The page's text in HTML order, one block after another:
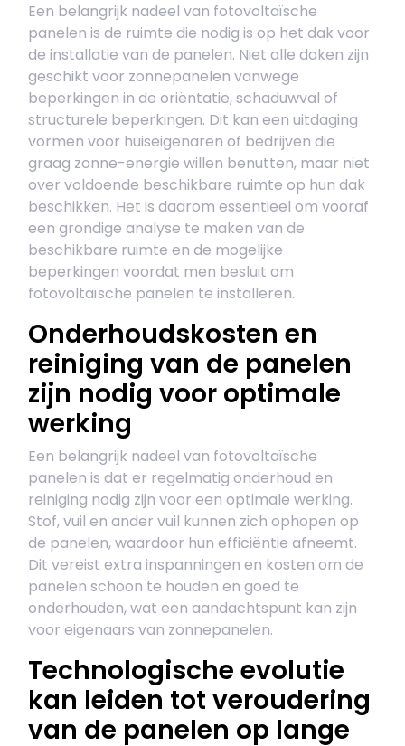
Een belangrijk nadeel van fotovoltaïsche
panelen is de ruimte die nodig is op het dak voor
de installatie van de panelen. Niet alle daken zijn
geschikt voor zonnepanelen vanwege
beperkingen in de oriëntatie, schaduwval of
structurele beperkingen. Dit kan een uitdaging
vormen voor huiseigenaren of bedrijven die
graag zonne-energie willen benutten, maar niet
over voldoende beschikbare ruimte op hun dak
beschikken. Het is daarom essentieel om vooraf
een grondige analyse te maken van de
beschikbare ruimte en de mogelijke
beperkingen voordat men besluit om
fotovoltaïsche panelen te installeren.
Onderhoudskosten en
reiniging van de panelen
zijn nodig voor optimale
werking
Een belangrijk nadeel van fotovoltaïsche
panelen is dat er regelmatig onderhoud en
reiniging nodig zijn voor een optimale werking.
Stof, vuil en ander vuil kunnen zich ophopen op
de panelen, waardoor hun efficiëntie afneemt.
Dit vereist extra inspanningen en kosten om de
panelen schoon te houden en goed te
onderhouden, wat een aandachtspunt kan zijn
voor eigenaars van zonnepanelen.
Technologische evolutie
kan leiden tot veroudering
van de panelen op lange